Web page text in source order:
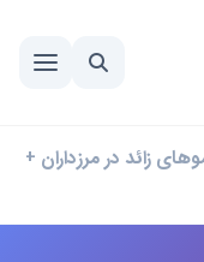
لیزر موهای زائد در مرزداران +